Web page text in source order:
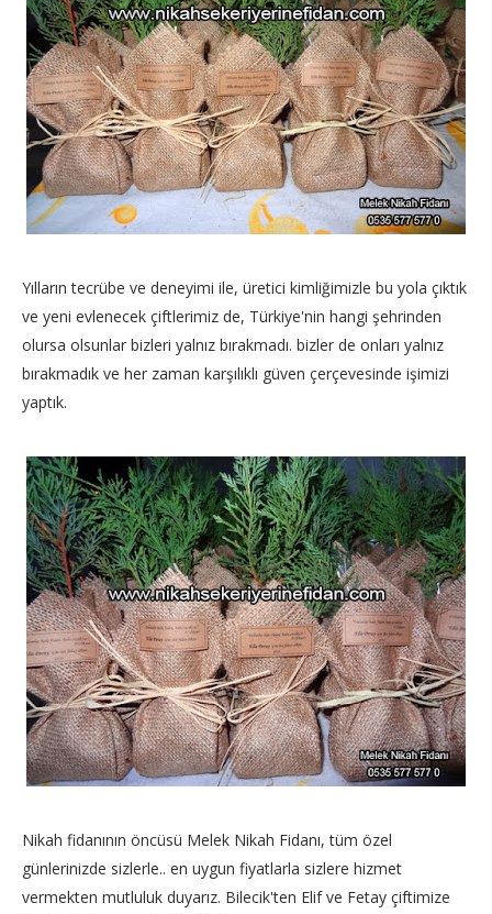
Yılların tecrübe ve deneyimi ile, üretici kimliğimizle bu yola çıktık
ve yeni evlenecek çiftlerimiz de, Türkiye'nin hangi şehrinden
olursa olsunlar bizleri yalnız bırakmadı. bizler de onları yalnız
bırakmadık ve her zaman karşılıklı güven çerçevesinde işimizi
yaptık.
Nikah fidanının öncüsü Melek Nikah Fidanı, tüm özel
günlerinizde sizlerle.. en uygun fiyatlarla sizlere hizmet
vermekten mutluluk duyarız. Bilecik'ten Elif ve Fetay çiftimize